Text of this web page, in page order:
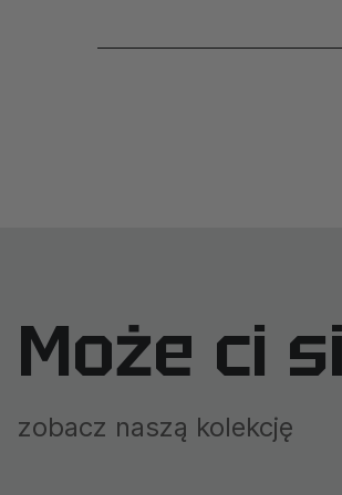
Może ci
zobacz naszą kolekcję